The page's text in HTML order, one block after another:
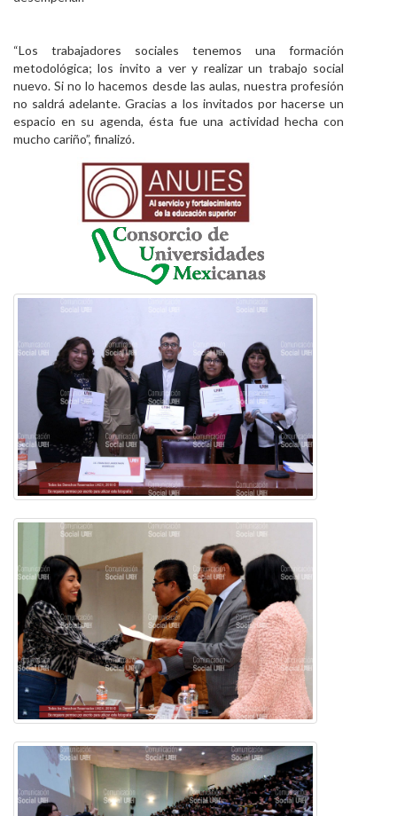
“Los trabajadores sociales tenemos una formación
metodológica; los invito a ver y realizar un trabajo social
nuevo. Si no lo hacemos desde las aulas, nuestra profesión
no saldrá adelante. Gracias a los invitados por hacerse un
espacio en su agenda, ésta fue una actividad hecha con
mucho cariño”, finalizó.